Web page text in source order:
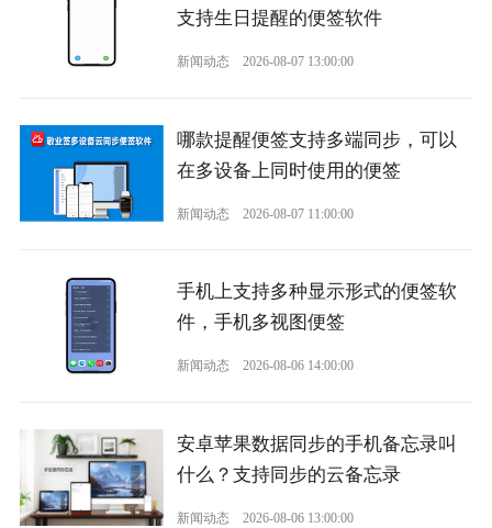
支持生日提醒的便签软件
新闻动态 2026-08-07 13:00:00
哪款提醒便签支持多端同步，可以
在多设备上同时使用的便签
新闻动态 2026-08-07 11:00:00
手机上支持多种显示形式的便签软
件，手机多视图便签
新闻动态 2026-08-06 14:00:00
安卓苹果数据同步的手机备忘录叫
什么？支持同步的云备忘录
新闻动态 2026-08-06 13:00:00